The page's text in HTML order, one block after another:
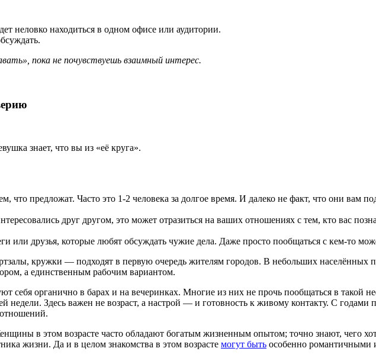
неловко находиться в одном офисе или аудитории.
пока не почувствуешь взаимный интерес.
ю
знает, что вы из «её круга».
что предложат. Часто это 1-2 человека за долгое время. И далеко не факт, что они вам
друг другом, это может отразиться на ваших отношениях с тем, кто вас
или друзья, которые любят обсуждать чужие дела. Даже просто пообщаться с кем-то
кружки — подходят в первую очередь жителям городов. В небольших населённых
а единственным рабочим вариантом.
себя органично в барах и на вечеринках. Многие из них не прочь пообщаться в такой
недели. Здесь важен не возраст, а настрой — и готовность к живому контакту. С
в этом возрасте часто обладают богатым жизненным опытом; точно знают, чего
жизни. Да и в целом знакомства в этом возрасте могут быть особенно романтичными